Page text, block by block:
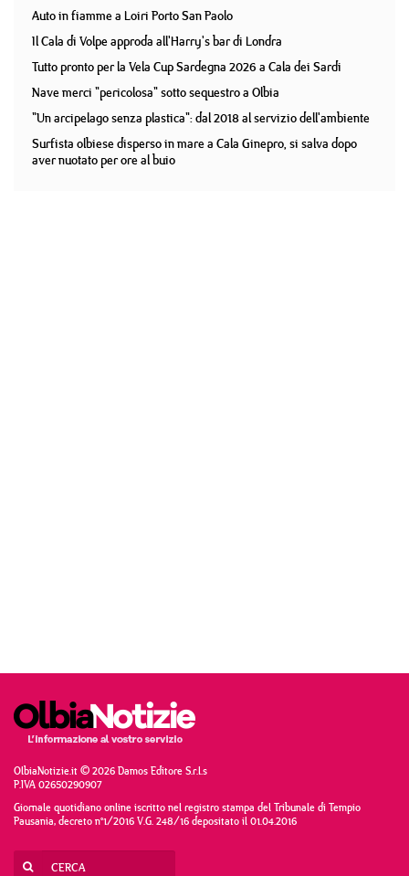
Auto in fiamme a Loiri Porto San Paolo
Il Cala di Volpe approda all'Harry's bar di Londra
Tutto pronto per la Vela Cup Sardegna 2026 a Cala dei Sardi
Nave merci "pericolosa" sotto sequestro a Olbia
"Un arcipelago senza plastica": dal 2018 al servizio dell'ambiente
Surfista olbiese disperso in mare a Cala Ginepro, si salva dopo
aver nuotato per ore al buio
OlbiaNotizie.it © 2026 Damos Editore S.r.l.s
P.IVA 02650290907
Giornale quotidiano online iscritto nel registro stampa del Tribunale di Tempio
Pausania, decreto n°1/2016 V.G. 248/16 depositato il 01.04.2016